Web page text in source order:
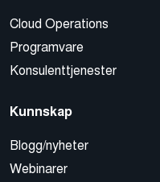
Cloud Operations
Programvare
Konsulenttjenester
Kunnskap
Blogg/nyheter
Webinarer